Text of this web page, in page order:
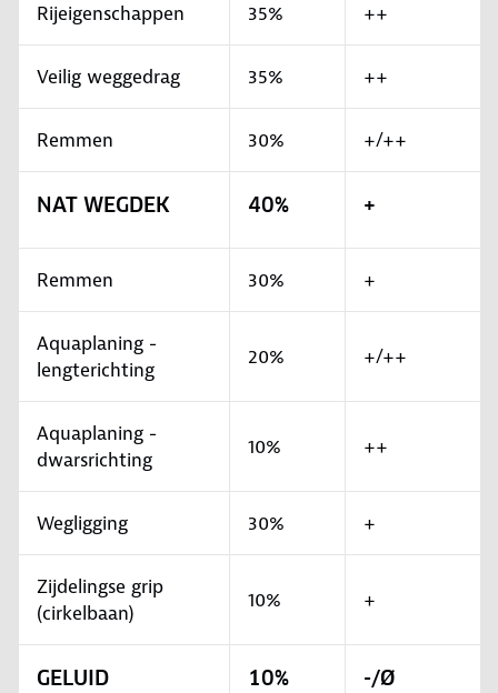
Rijeigenschappen 35% ++
Veilig weggedrag 35% ++
Remmen 30% +/++
NAT WEGDEK 40% +
Remmen 30% +
Aquaplaning -
lengterichting
20% +/++
Aquaplaning -
dwarsrichting
10% ++
Wegligging 30% +
Zijdelingse grip
(cirkelbaan)
10% +
GELUID 10% -/Ø